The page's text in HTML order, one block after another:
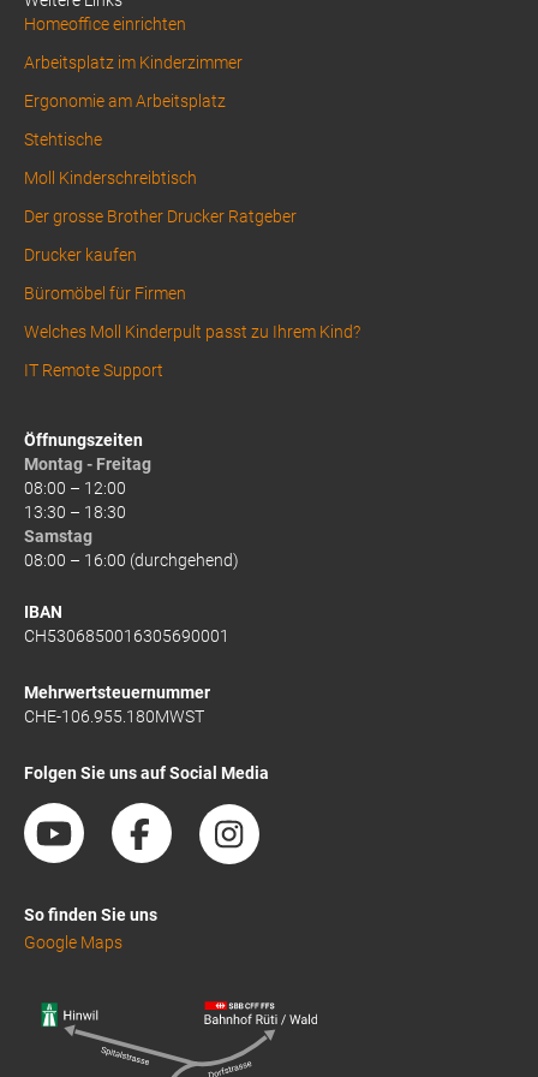
Homeoffice einrichten
Arbeitsplatz im Kinderzimmer
Ergonomie am Arbeitsplatz
Stehtische
Moll Kinderschreibtisch
Der grosse Brother Drucker Ratgeber
Drucker kaufen
Büromöbel für Firmen
Welches Moll Kinderpult passt zu Ihrem Kind?
IT Remote Support
Öffnungszeiten
Montag - Freitag
08:00 – 12:00
13:30 – 18:30
Samstag
08:00 – 16:00 (durchgehend)
IBAN
CH5306850016305690001
Mehrwertsteuernummer
CHE-106.955.180MWST
Folgen Sie uns auf Social Media
So finden Sie uns
Google Maps